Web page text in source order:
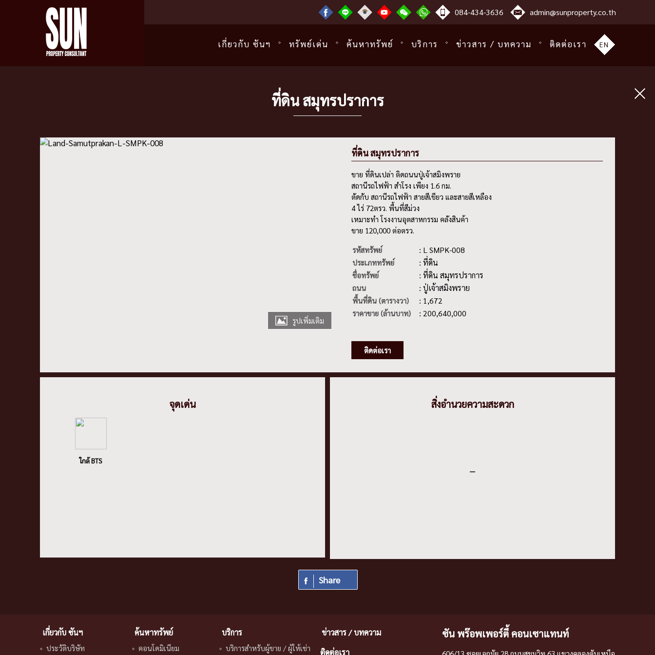
084-434-3636 admin@sunproperty.co.th
เกี่ยวกับ ซันฯ ทรัพย์เด่น ค้นหาทรัพย์ บริการ ข่าวสาร / บทความ ติดต่อเรา EN
ที่ดิน สมุทรปราการ
รูปเพิ่มเติม
ที่ดิน สมุทรปราการ
ขาย ที่ดินเปล่า ติดถนนปู่เจ้าสมิงพราย
สถานีรถไฟฟ้า สำโรง เพียง 1.6 กม.
ตัดกับ สถานีรถไฟฟ้า สายสีเขียว และสายสีเหลือง
4 ไร่ 72ตรว. พื้นที่สีม่วง
เหมาะทำ โรงงานอุตสาหกรรม คลังสินค้า
ขาย 120,000 ต่อตรว.
รหัสทรัพย์ : L SMPK-008
ประเภททรัพย์ : ที่ดิน
ชื่อทรัพย์ : ที่ดิน สมุทรปราการ
ถนน : ปู่เจ้าสมิงพราย
พื้นที่ดิน (ตารางวา) : 1,672
ราคาขาย (ล้านบาท) : 200,640,000
ติดต่อเรา
จุดเด่น
ใกล้ BTS
สิ่งอํานวยความสะดวก
–
Share
เกี่ยวกับ ซันฯ
ประวัติบริษัท
ค้นหาทรัพย์
คอนโดมิเนียม
บริการ
บริการสําหรับผู้ขาย / ผู้ให้เช่า
ข่าวสาร / บทความ
ติดต่อเรา
ซัน พร๊อพเพอร์ตี้ คอนเซาแทนท์